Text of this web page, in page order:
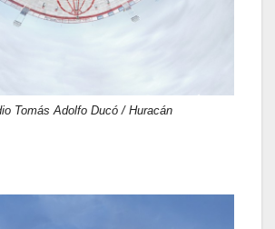
Tomás Adolfo Ducó / Huracán